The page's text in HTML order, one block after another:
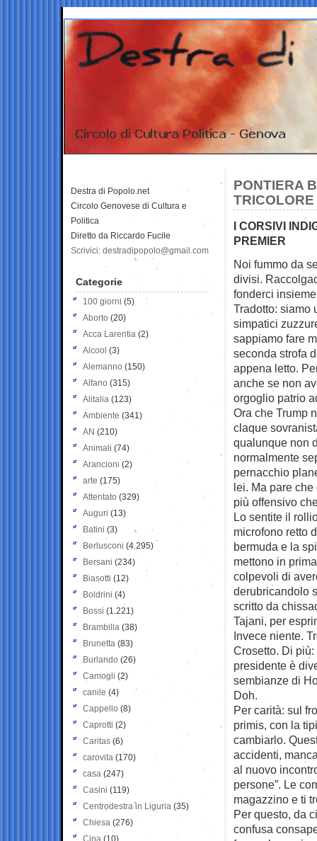
PONTIERA
I CORSIVI
PREMIER
Noi fummo da
divisi.
fonderci
Tradotto: siamo
simpatici
sappiamo fare
seconda strofa
appena letto.
anche se non
orgoglio patrio
Ora che Trump
claque
qualunque non
normalmente
pernacchio
lei. Ma pare
più offensivo
Lo sentite il
microfono retto
bermuda e la
mettono in
colpevoli di
derubricandolo
scritto da
Tajani, per
Invece niente.
Crosetto. Di più:
presidente è
sembianze di
Doh.
Per carità: sul
primis, con la
cambiarlo.
accidenti,
al nuovo
persone”. Le
magazzino e ti
Per questo, da
confusa
Destra di Popolo.net
Circolo Genovese di Cultura e
Politica
Diretto da Riccardo Fucile
Scrivici: destradipopolo@gmail.com
Categorie
100 giorni (5)
Aborto (20)
Acca Larentia (2)
Alcool (3)
Alemanno (150)
Alfano (315)
Alitalia (123)
Ambiente (341)
AN (210)
Animali (74)
Arancioni (2)
arte (175)
Attentato (329)
Auguri (13)
Batini (3)
Berlusconi (4.295)
Bersani (234)
Biasotti (12)
Boldrini (4)
Bossi (1.221)
Brambilla (38)
Brunetta (83)
Burlando (26)
Camogli (2)
canile (4)
Cappello (8)
Caprotti (2)
Caritas (6)
carovita (170)
casa (247)
Casini (119)
Centrodestra in Liguria (35)
Chiesa (276)
Cina (10)